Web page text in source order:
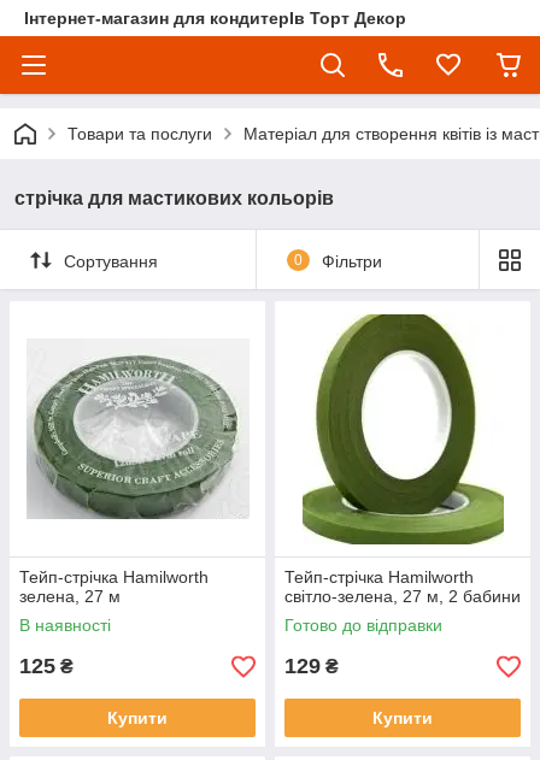
Інтернет-магазин для кондитерІв Торт Декор
Товари та послуги Матеріал для створення квітів із
стрічка для мастикових кольорів
Сортування 0 Фільтри
Тейп-стрічка Hamilworth
зелена, 27 м
В наявності
125 ₴
Купити
Тейп-стрічка Hamilworth
світло-зелена, 27 м, 2 бабини
Готово до відправки
129 ₴
Купити